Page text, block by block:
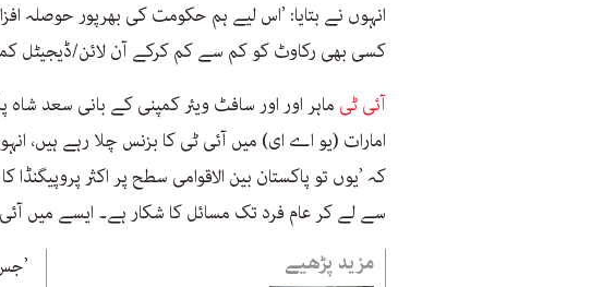
انہوں نے بتایا: ’اس لیے ہم حکومت کی بھرپور حوصلہ
کسی بھی رکاوٹ کو کم سے کم کرکے آن لائن/ڈیجیٹل
آئی ٹی ماہر اور اور سافٹ ویئر کمپنی کے بانی سعد
امارات (یو اے ای) میں آئی ٹی کا بزنس چلا رہے ہیں،
کہ ’یوں تو پاکستان بین الاقوامی سطح پر اکثر پروپیگنڈا
سے لے کر عام فرد تک مسائل کا شکار ہے۔ ایسے میں آئی
مزید پڑھیے